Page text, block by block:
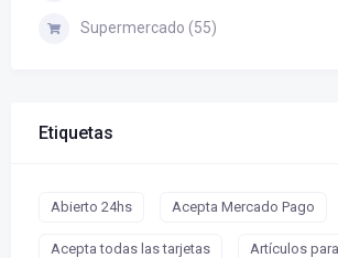
Supermercado (55)
Etiquetas
Abierto 24hs Acepta Mercado Pago
Acepta todas las tarjetas Artículos